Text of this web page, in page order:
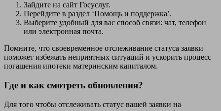
Зайдите на сайт Госуслуг.
Перейдите в раздел ‘Помощь и поддержка’.
Выберите удобный для вас способ связи: чат, телефон
или электронная почта.
Помните, что своевременное отслеживание статуса заявки
поможет избежать неприятных ситуаций и ускорить процесс
погашения ипотеки материнским капиталом.
Где и как смотреть обновления?
Для того чтобы отслеживать статус вашей заявки на